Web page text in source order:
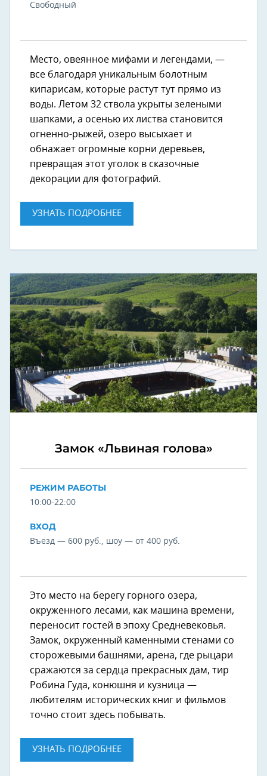
Свободный
Место, овеянное мифами и легендами, —
все благодаря уникальным болотным
кипарисам, которые растут тут прямо из
воды. Летом 32 ствола укрыты зелеными
шапками, а осенью их листва становится
огненно-рыжей, озеро высыхает и
обнажает огромные корни деревьев,
превращая этот уголок в сказочные
декорации для фотографий.
УЗНАТЬ ПОДРОБНЕЕ
Замок «Львиная голова»
РЕЖИМ РАБОТЫ
10:00-22:00
ВХОД
Въезд — 600 руб., шоу — от 400 руб.
Это место на берегу горного озера,
окруженного лесами, как машина времени,
переносит гостей в эпоху Средневековья.
Замок, окруженный каменными стенами со
сторожевыми башнями, арена, где рыцари
сражаются за сердца прекрасных дам, тир
Робина Гуда, конюшня и кузница —
любителям исторических книг и фильмов
точно стоит здесь побывать.
УЗНАТЬ ПОДРОБНЕЕ